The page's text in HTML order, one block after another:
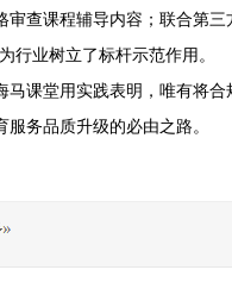
查课程辅导内容；联合第
行业树立了标杆示范作用。
课堂用实践表明，唯有将
务品质升级的必由之路。